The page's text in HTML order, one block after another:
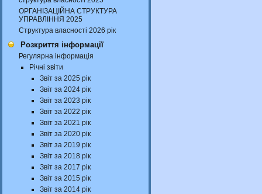
ОРГАНІЗАЦІЙНА СТРУКТУРА
УПРАВЛІННЯ 2025
Структура власності 2026 рік
Розкриття інформації
Регулярна інформація
Річні звіти
Звіт за 2025 рік
Звіт за 2024 рік
Звіт за 2023 рік
Звіт за 2022 рік
Звіт за 2021 рік
Звіт за 2020 рік
Звіт за 2019 рік
Звіт за 2018 рік
Звіт за 2017 рік
Звіт за 2015 рік
Звіт за 2014 рік